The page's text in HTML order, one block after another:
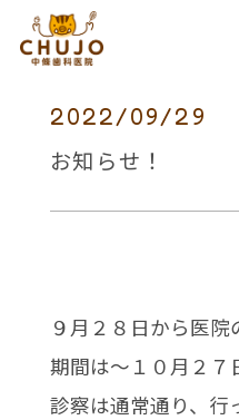
2022/09/29
お知らせ！
９月２８日から医院
期間は～１０月２７
診察は通常通り、行